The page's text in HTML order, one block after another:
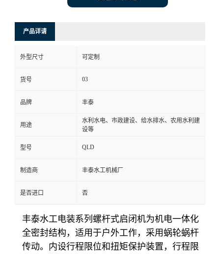
产品详请
外型尺寸 可定制
货号 03
品牌 丰泰
用途
水利水电、市政建设、给水排水、农用水利建
设等
型号 QLD
制造商 丰泰水工机械厂
是否进口 否
丰泰水工电装系列螺杆式启闭机为机电一体化
全密封结构，适用于户外工作，采用蜗轮蜗杆
传动。内设行程限位和扭矩保护装置，行程限